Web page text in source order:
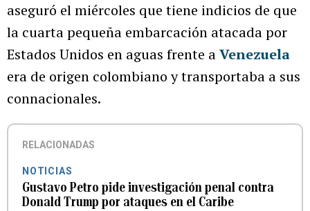
aseguró el miércoles que tiene indicios de que
la cuarta pequeña embarcación atacada por
Estados Unidos en aguas frente aVenezuela
era de origen colombiano y transportaba a sus
connacionales.
RELACIONADAS
NOTICIAS
Gustavo Petro pide investigación penal contra
Donald Trump por ataques en el Caribe